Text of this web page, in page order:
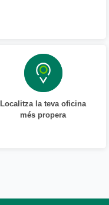
Localitza la teva oficina
més propera